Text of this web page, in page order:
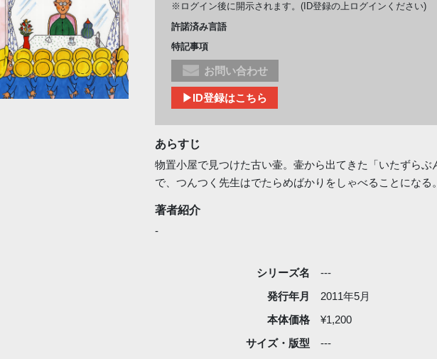
※ログイン後に開示されます。(ID登録の上ログインください)
許諾済み言語
特記事項
お問い合わせ
▶ID登録はこちら
あらすじ
物置小屋で見つけた古い壷。壷から出てきた「いたずらぶ
で、つんつく先生はでたらめばかりをしゃべることになる。
著者紹介
-
シリーズ名
---
発行年月
2011年5月
本体価格
¥1,200
サイズ・版型
---